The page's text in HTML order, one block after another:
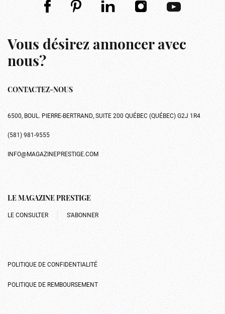
Vous désirez annoncer avec
nous?
CONTACTEZ-NOUS
6500, BOUL. PIERRE-BERTRAND, SUITE 200 QUÉBEC (QUÉBEC) G2J 1R4
(581) 981-9555
INFO@MAGAZINEPRESTIGE.COM
LE MAGAZINE PRESTIGE
LE CONSULTER S’ABONNER
POLITIQUE DE CONFIDENTIALITÉ
POLITIQUE DE REMBOURSEMENT